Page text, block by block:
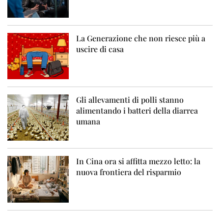
La Generazione che non riesce più a
uscire di casa
Gli allevamenti di polli stanno
alimentando i batteri della diarrea
umana
In Cina ora si affitta mezzo letto: la
nuova frontiera del risparmio